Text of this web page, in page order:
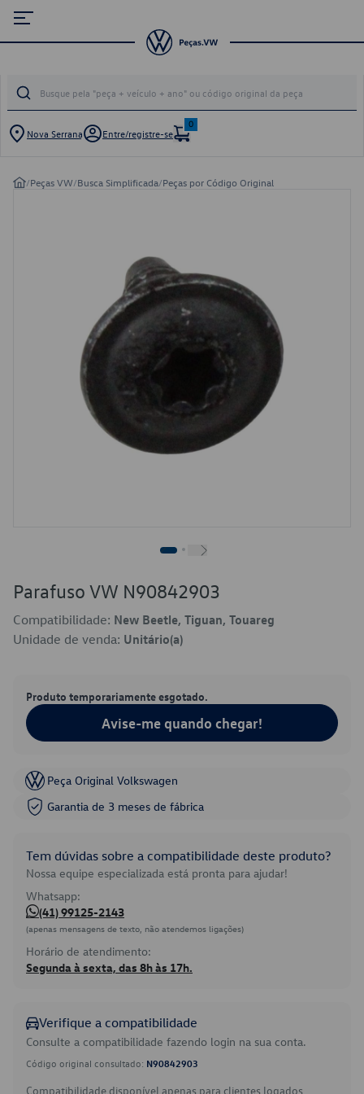
Nova Serrana Entre/registre-se
0
/Peças VW/Busca Simplificada/Peças por Código Original
Parafuso VW N90842903
Compatibilidade: New Beetle, Tiguan, Touareg
Unidade de venda: Unitário(a)
Produto temporariamente esgotado.
Avise-me quando chegar!
Peça Original Volkswagen
Garantia de 3 meses de fábrica
Tem dúvidas sobre a compatibilidade deste produto?
Nossa equipe especializada está pronta para ajudar!
Whatsapp:
(41) 99125-2143
(apenas mensagens de texto, não atendemos ligações)
Horário de atendimento:
Segunda à sexta, das 8h às 17h.
Verifique a compatibilidade
Consulte a compatibilidade fazendo login na sua conta.
Código original consultado: N90842903
Compatibilidade disponível apenas para clientes logados.